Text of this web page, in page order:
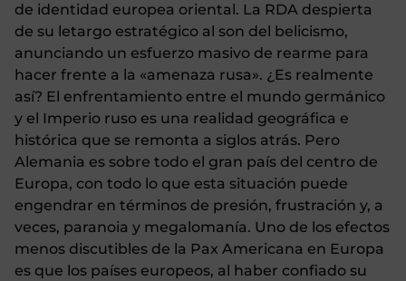
de identidad europea oriental. La RDA despierta
de su letargo estratégico al son del belicismo,
anunciando un esfuerzo masivo de rearme para
hacer frente a la «amenaza rusa». ¿Es realmente
así? El enfrentamiento entre el mundo germánico
y el Imperio ruso es una realidad geográfica e
histórica que se remonta a siglos atrás. Pero
Alemania es sobre todo el gran país del centro de
Europa, con todo lo que esta situación puede
engendrar en términos de presión, frustración y, a
veces, paranoia y megalomanía. Uno de los efectos
menos discutibles de la Pax Americana en Europa
es que los países europeos, al haber confiado su